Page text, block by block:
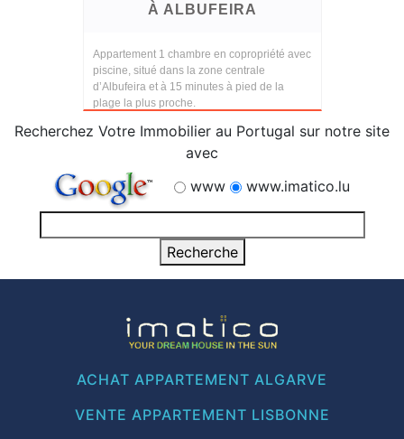
À ALBUFEIRA
Appartement 1 chambre en copropriété avec
piscine, situé dans la zone centrale
d’Albufeira et à 15 minutes à pied de la
plage la plus proche.
Recherchez Votre Immobilier au Portugal sur notre site
avec
www
www.imatico.lu
ACHAT APPARTEMENT ALGARVE
VENTE APPARTEMENT LISBONNE